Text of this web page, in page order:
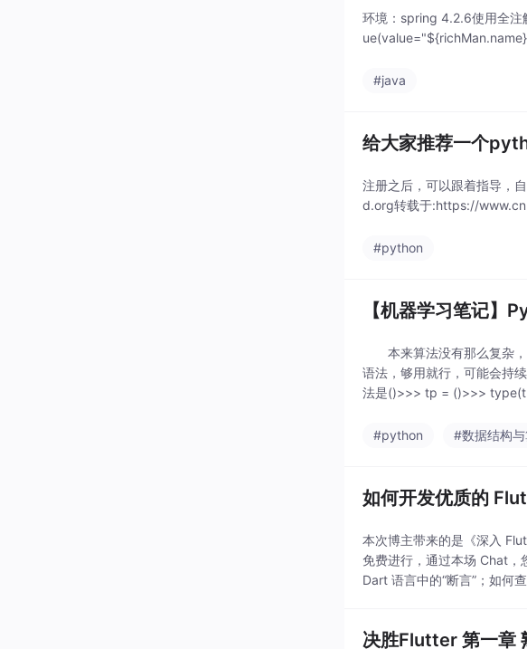
环境：spring 4.2.6使用全注
#java
给大家推荐一个
注册之后，可以跟着指导，
d.org转载于:https://
#python
【机器学习笔记】
本来算法没有那么复杂，
语法，够用就行，可能会持
法是()>>> tp = ()>>>
#python #数据结构
如何开发优质的
本次博主带来的是《深入
免费进行，通过本场 Chat，
Dart 语言中的“断言”；如何
决胜Flutter 第一章